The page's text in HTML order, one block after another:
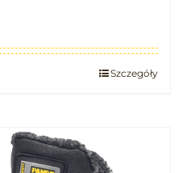
Szczegóły